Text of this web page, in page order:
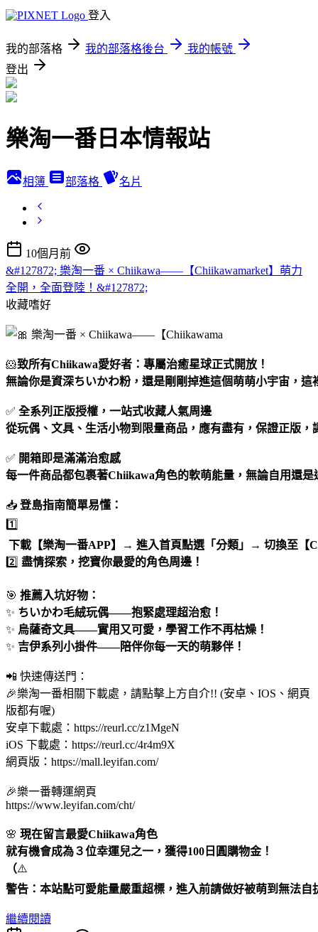
登入
我的部落格 我的部落格後台
我的帳號
登出
樂淘一番日本情報站
相簿 部落格 名片
10個月前
&#127872; 樂淘一番 × Chiikawa——【Chiikawamarket】萌力
全開，全面登陸！&#127872;
收藏嗜好
🐹致所有Chiikawa愛好者：專屬治癒星球正式開放！
無論你是資深ちいかわ粉，還是剛剛掉進這個萌萌小宇宙，
✅ 全系列正版授權，一站式收藏人氣周邊
從玩偶、文具、生活小物到限量商品，應有盡有，保證正版，
✅ 開箱即是滿滿治愈感
每一件商品都包裹著Chiikawa角色的軟萌能量，無論自用還
📥 登島指南簡單易懂：
1️⃣
下載【樂淘一番APP】→ 進入首頁點選「分類」→ 切換至【
2️⃣ 盡情探索，挖寶你最愛的角色周邊！
🎯 推薦入坑好物：
✨ ちいかわ毛絨玩偶——抱緊處理超治愈！
✨ 烏薩奇文具——實用又可愛，學習工作不再枯燥！
✨ 吉伊系列小掛件——陪伴你每一天的萌夥伴！
📲 快速傳送門：
🎉樂淘一番相關下載處，請點擊上方自介!! (安卓、IOS、網頁
版都有喔)
安卓下載處：https://reurl.cc/z1MgeN
iOS 下載處：https://reurl.cc/4r4m9X
網頁版：https://mall.leyifan.com/
🎉樂一番轉運網頁
https://www.leyifan.com/cht/
🌸 現在留言最愛Chiikawa角色
就有機會成為３位幸運兒之一，獲得100日圓購物金！
（⚠️
警告：本站點可愛能量嚴重超標，進入前請做好被萌到無法自
繼續閱讀